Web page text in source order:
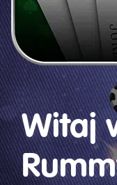
Witaj